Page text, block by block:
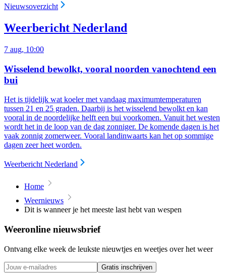
Nieuwsoverzicht
Weerbericht Nederland
7 aug, 10:00
Wisselend bewolkt, vooral noorden vanochtend een
bui
Het is tijdelijk wat koeler met vandaag maximumtemperaturen
tussen 21 en 25 graden. Daarbij is het wisselend bewolkt en kan
vooral in de noordelijke helft een bui voorkomen. Vanuit het westen
wordt het in de loop van de dag zonniger. De komende dagen is het
vaak zonnig zomerweer. Vooral landinwaarts kan het op sommige
dagen zeer heet worden.
Weerbericht Nederland
Home
Weernieuws
Dit is wanneer je het meeste last hebt van wespen
Weeronline nieuwsbrief
Ontvang elke week de leukste nieuwtjes en weetjes over het weer
Gratis inschrijven